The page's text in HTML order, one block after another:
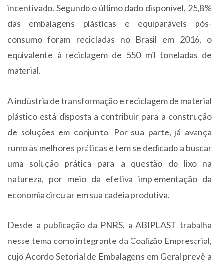
incentivado. Segundo o último dado disponível, 25,8%
das embalagens plásticas e equiparáveis pós-
consumo foram recicladas no Brasil em 2016, o
equivalente à reciclagem de 550 mil toneladas de
material.
A indústria de transformação e reciclagem de material
plástico está disposta a contribuir para a construção
de soluções em conjunto. Por sua parte, já avança
rumo às melhores práticas e tem se dedicado a buscar
uma solução prática para a questão do lixo na
natureza, por meio da efetiva implementação da
economia circular em sua cadeia produtiva.
Desde a publicação da PNRS, a ABIPLAST trabalha
nesse tema como integrante da Coalizão Empresarial,
cujo Acordo Setorial de Embalagens em Geral prevê a